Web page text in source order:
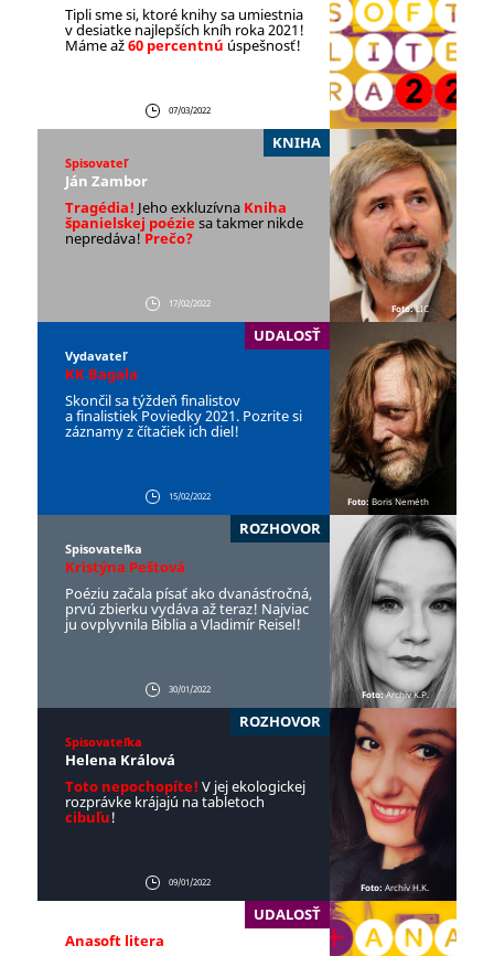
Tipli sme si, ktoré knihy sa umiestnia
v desiatke najlepších kníh roka 2021!
Máme až60 percentnú úspešnosť!
07/03/2022
KNIHA
Spisovateľ
Ján Zambor
Tragédia! Jeho exkluzívna Kniha
španielskej poézie sa takmer nikde
nepredáva! Prečo?
17/02/2022 Foto:LIC
UDALOSŤ
Vydavateľ
KK Bagala
Skončil sa týždeň finalistov
a finalistiek Poviedky 2021. Pozrite si
záznamy z čítačiek ich diel!
15/02/2022 Foto:Boris Neméth
ROZHOVOR
Spisovateľka
Kristýna Peštová
Poéziu začala písať ako dvanásťročná,
prvú zbierku vydáva až teraz! Najviac
ju ovplyvnila Biblia a Vladimír Reisel!
30/01/2022 Foto:Archív K.P.
ROZHOVOR
Spisovateľka
Helena Králová
Toto nepochopíte! V jej ekologickej
rozprávke krájajú na tabletoch
cibuľu!
09/01/2022 Foto: Archív H.K.
UDALOSŤ
Anasoft litera